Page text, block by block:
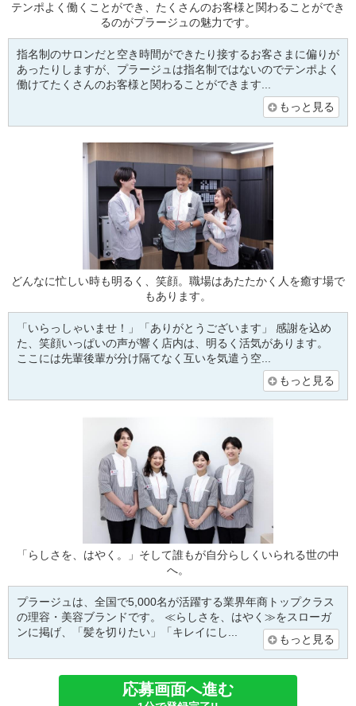
テンポよく働くことができ、たくさんのお客様と関わることができ
るのがプラージュの魅力です。
指名制のサロンだと空き時間ができたり接するお客さまに偏りが
あったりしますが、プラージュは指名制ではないのでテンポよく
働けてたくさんのお客様と関わることができます...
もっと見る
どんなに忙しい時も明るく、笑顔。職場はあたたかく人を癒す場で
もあります。
「いらっしゃいませ！」「ありがとうございます」 感謝を込め
た、笑顔いっぱいの声が響く店内は、明るく活気があります。
ここには先輩後輩が分け隔てなく互いを気遣う空...
もっと見る
「らしさを、はやく。」そして誰もが自分らしくいられる世の中
へ。
プラージュは、全国で5,000名が活躍する業界年商トップクラス
の理容・美容ブランドです。 ≪らしさを、はやく≫をスローガ
ンに掲げ、「髪を切りたい」「キレイにし...
もっと見る
応募画面へ進む